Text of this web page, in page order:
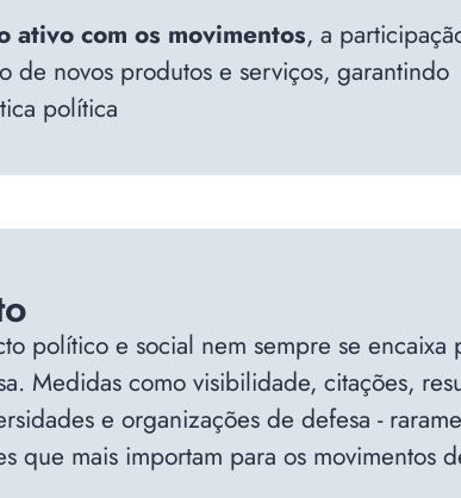
ativo com os movimentos, a
de novos produtos e serviços, garantindo
política
político e social nem sempre se encaixa
Medidas como visibilidade, citações,
e organizações de defesa -
que mais importam para os movimentos